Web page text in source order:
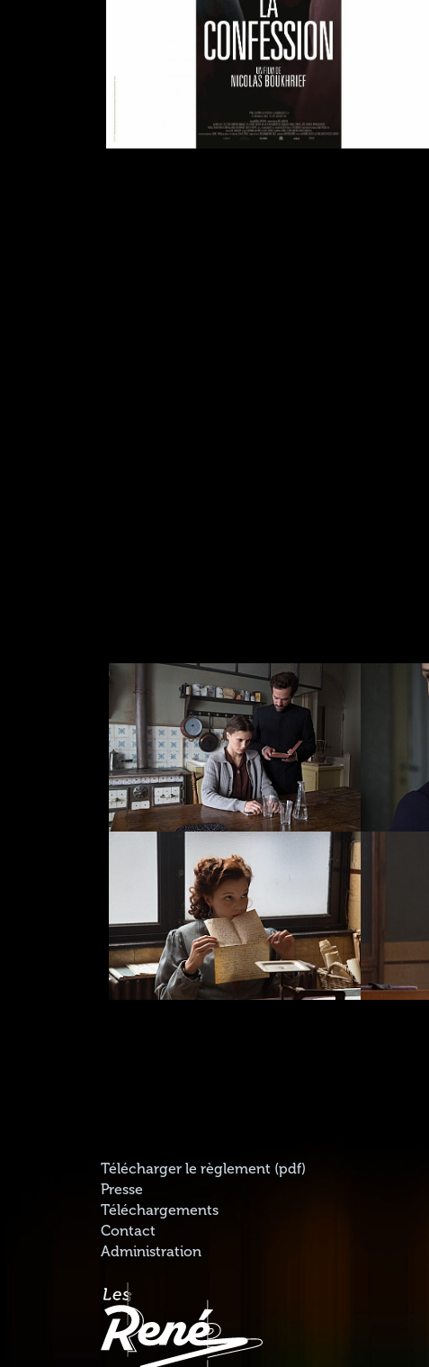
Télécharger le règlement (pdf)
Presse
Téléchargements
Contact
Administration